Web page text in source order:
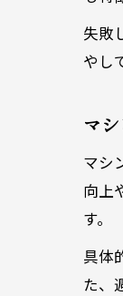
失敗
やし
マ
マシ
向上
す。
具体
た、